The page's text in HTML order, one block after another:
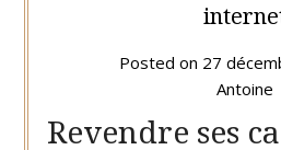
Posted on 27
Antoine
Revendre ses